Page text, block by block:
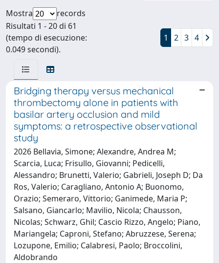
Mostra
records
Risultati 1 - 20 di 61
(tempo di esecuzione:
0.049 secondi).
1 2 3 4
Bridging therapy versus mechanical
thrombectomy alone in patients with
basilar artery occlusion and mild
symptoms: a retrospective observational
study
2026 Bellavia, Simone; Alexandre, Andrea M;
Scarcia, Luca; Frisullo, Giovanni; Pedicelli,
Alessandro; Brunetti, Valerio; Gabrieli, Joseph D; Da
Ros, Valerio; Caragliano, Antonio A; Buonomo,
Orazio; Semeraro, Vittorio; Ganimede, Maria P;
Salsano, Giancarlo; Mavilio, Nicola; Chausson,
Nicolas; Schwarz, Ghil; Cascio Rizzo, Angelo; Piano,
Mariangela; Caproni, Stefano; Abruzzese, Serena;
Lozupone, Emilio; Calabresi, Paolo; Broccolini,
Aldobrando